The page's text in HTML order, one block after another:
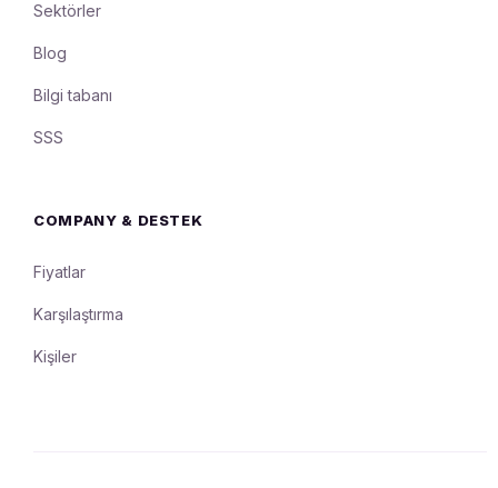
Sektörler
Blog
Bilgi tabanı
SSS
COMPANY & DESTEK
Fiyatlar
Karşılaştırma
Kişiler